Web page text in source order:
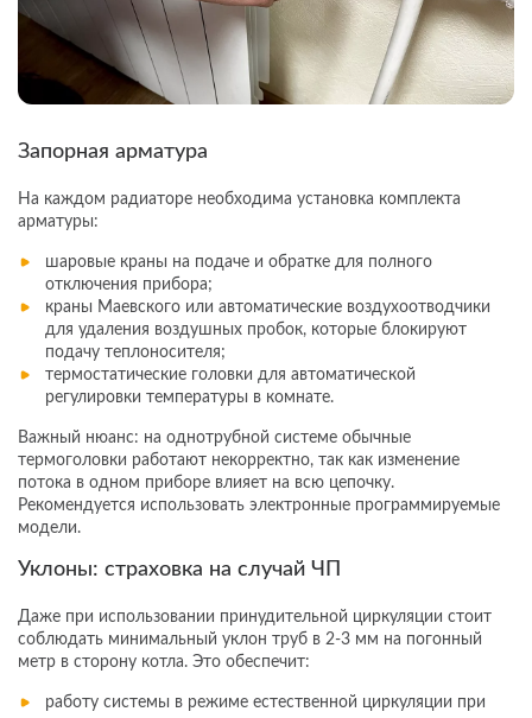
Запорная арматура
На каждом радиаторе необходима установка комплекта
арматуры:
шаровые краны на подаче и обратке для полного
отключения прибора;
краны Маевского или автоматические воздухоотводчики
для удаления воздушных пробок, которые блокируют
подачу теплоносителя;
термостатические головки для автоматической
регулировки температуры в комнате.
Важный нюанс: на однотрубной системе обычные
термоголовки работают некорректно, так как изменение
потока в одном приборе влияет на всю цепочку.
Рекомендуется использовать электронные программируемые
модели.
Уклоны: страховка на случай ЧП
Даже при использовании принудительной циркуляции стоит
соблюдать минимальный уклон труб в 2-3 мм на погонный
метр в сторону котла. Это обеспечит:
работу системы в режиме естественной циркуляции при